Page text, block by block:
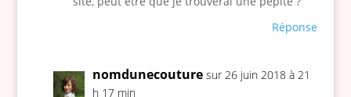
Réponse
nomdunecouture sur 26 juin 2018 à 21
h 17 min